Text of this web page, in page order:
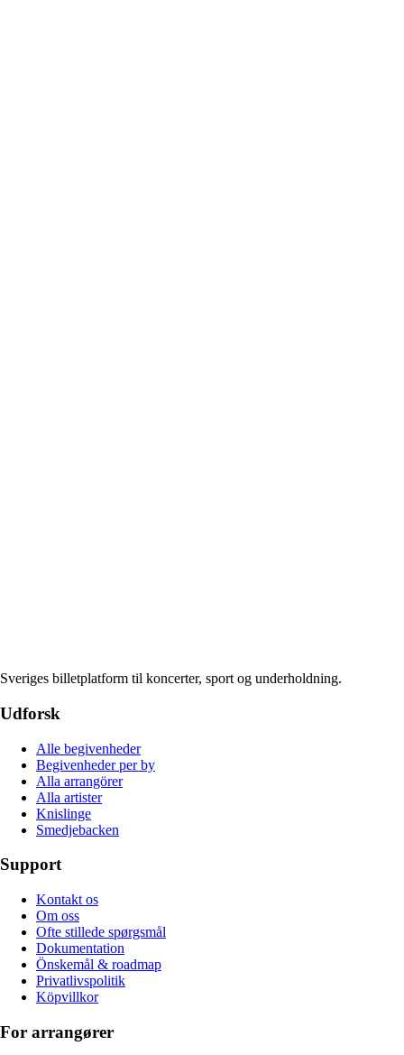
Sveriges billetplatform til koncerter, sport og underholdning.
Udforsk
Alle begivenheder
Begivenheder per by
Alla arrangörer
Alla artister
Knislinge
Smedjebacken
Support
Kontakt os
Om oss
Ofte stillede spørgsmål
Dokumentation
Önskemål & roadmap
Privatlivspolitik
Köpvillkor
For arrangører